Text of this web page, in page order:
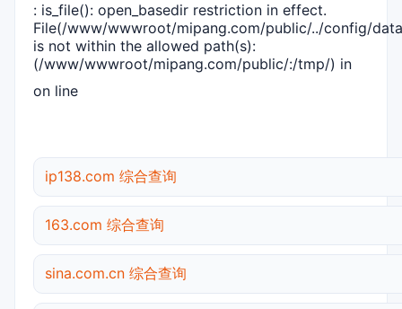
: is_file(): open_basedir restriction in effect.
File(/www/wwwroot/mipang.com/public/../config/
is not within the allowed path(s):
(/www/wwwroot/mipang.com/public/:/tmp/) in
on line
ip138.com 综合查询
163.com 综合查询
sina.com.cn 综合查询